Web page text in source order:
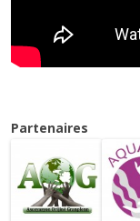
Partenaires